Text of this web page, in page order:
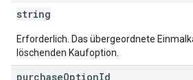
string
Erforderlich. Das übergeordnete
löschenden Kaufoption.
purchaseOptionId